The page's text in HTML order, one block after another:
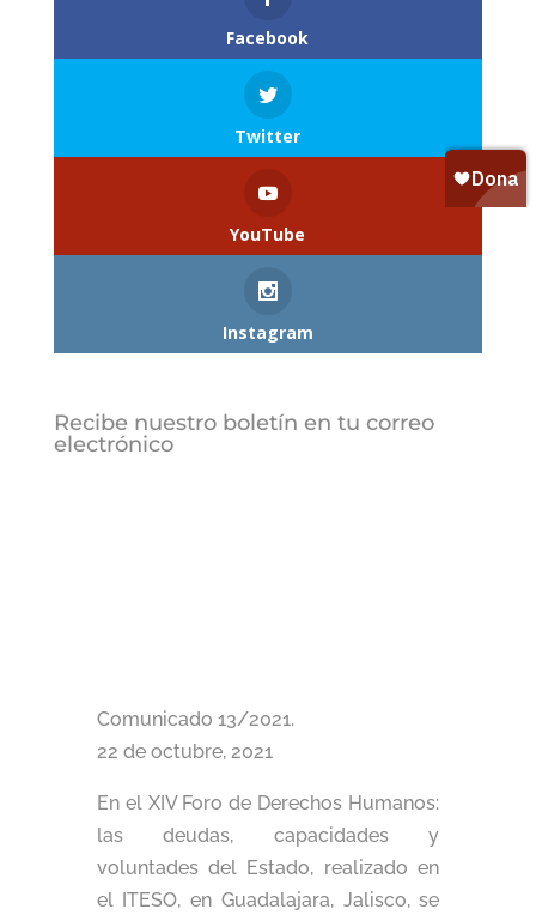
Facebook
Twitter
YouTube
Instagram
Recibe nuestro boletín en tu correo
electrónico
Comunicado 13/2021.
22 de octubre, 2021
En el XIV Foro de Derechos Humanos:
las deudas, capacidades y
voluntades del Estado, realizado en
el ITESO, en Guadalajara, Jalisco, se